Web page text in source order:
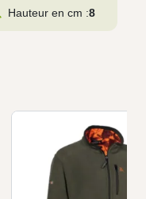
Hauteur en cm :8